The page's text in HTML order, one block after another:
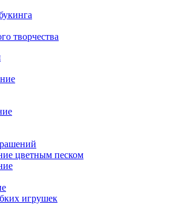
творчества
цветным песком
игрушек